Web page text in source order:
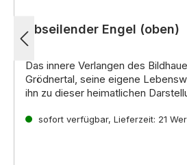
Abseilender Engel (oben)
Das innere Verlangen des
Grödnertal, seine eigene
ihn zu dieser heimatlichen
handgeschnitzten Krippenfiguren
sofort verfügbar, Lieferzeit: 21